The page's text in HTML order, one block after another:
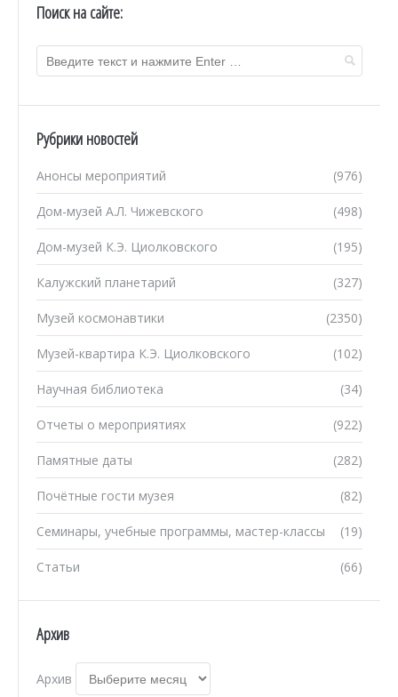
Поиск на сайте:
Рубрики новостей
(976)
Анонсы мероприятий
(498)
Дом-музей А.Л. Чижевского
(195)
Дом-музей К.Э. Циолковского
(327)
Калужский планетарий
(2350)
Музей космонавтики
(102)
Музей-квартира К.Э. Циолковского
(34)
Научная библиотека
(922)
Отчеты о мероприятиях
(282)
Памятные даты
(82)
Почётные гости музея
(19)
Семинары, учебные программы, мастер-классы
(66)
Статьи
Архив
Архив